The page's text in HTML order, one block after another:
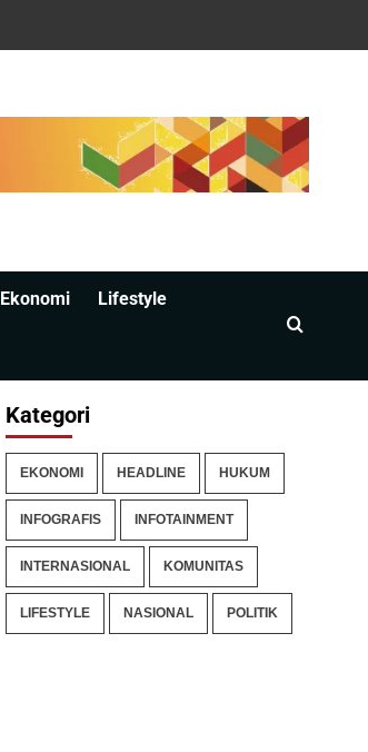
Ekonomi Lifestyle
Kategori
EKONOMI HEADLINE HUKUM
INFOGRAFIS INFOTAINMENT
INTERNASIONAL KOMUNITAS
LIFESTYLE NASIONAL POLITIK